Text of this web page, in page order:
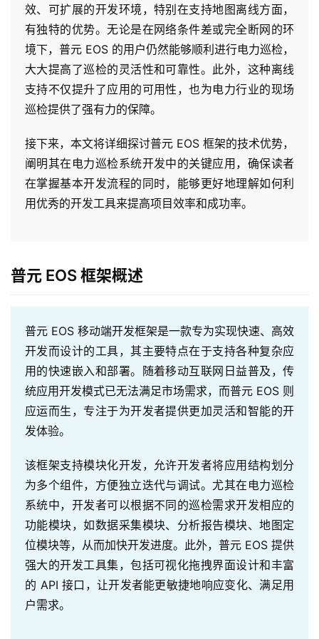
效、可扩展的开发环境，特别在支持地图离线方面，
有独特的优势。无论是在网络条件差或完全断网的环
境下，普元 EOS 的用户仍然能够顺利进行电力巡检，
大大提高了巡检的灵活性和可靠性。此外，这种离线
支持不仅提升了应用的可用性，也为电力行业的现场
巡检提供了强有力的保障。
接下来，本文将详细探讨普元 EOS 框架的技术优势，
阐明其在电力巡检系统开发中的关键应用，确保读者
在掌握基本开发流程的同时，能够更好地理解如何利
用优秀的开发工具来提高项目效率和成功率。
普元 EOS 框架概述
普元 EOS 移动端开发框架是一款专为实现快速、高效
开发而设计的工具，其主要特点在于支持各种复杂应
用的快速嵌入和部署。随着移动互联网日益普及，传
统应用开发模式已无法满足市场需求，而普元 EOS 则
应运而生，专注于为开发者提供更加灵活和智能的开
发体验。
该框架支持模块化开发，允许开发者将应用结构划分
为多个组件，方便独立迭代与调试。尤其在电力巡检
系统中，开发者可以根据不同的巡检需求开发相应的
功能模块，如数据采集模块、分析报告模块、地图定
位模块等，从而加快开发进度。此外，普元 EOS 提供
强大的开发工具集，包括可视化拖拽界面设计和丰富
的 API 接口，让开发者能更敏捷地响应变化、满足用
户需求。